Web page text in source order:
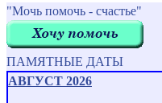
"Мочь помочь - счастье"
ПАМЯТНЫЕ ДАТЫ
АВГУСТ 2026